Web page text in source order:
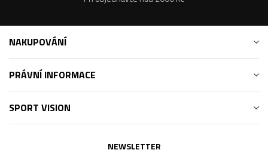
NAKUPOVÁNÍ
PRÁVNÍ INFORMACE
SPORT VISION
NEWSLETTER